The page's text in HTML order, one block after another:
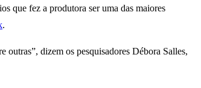
que fez a produtora ser uma das maiores
.
outras”, dizem os pesquisadores Débora Salles,